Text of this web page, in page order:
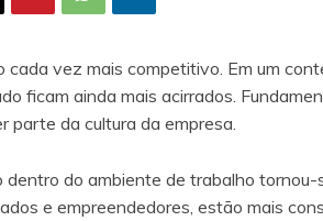
cada vez mais competitivo. Em um
ficam ainda mais acirrados.
parte da cultura da empresa.
dentro do ambiente de trabalho
e empreendedores, estão mais